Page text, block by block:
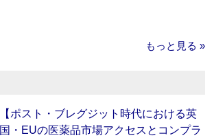
もっと見る »
【ポスト・ブレグジット時代における英
国・EUの医薬品市場アクセスとコンプラ